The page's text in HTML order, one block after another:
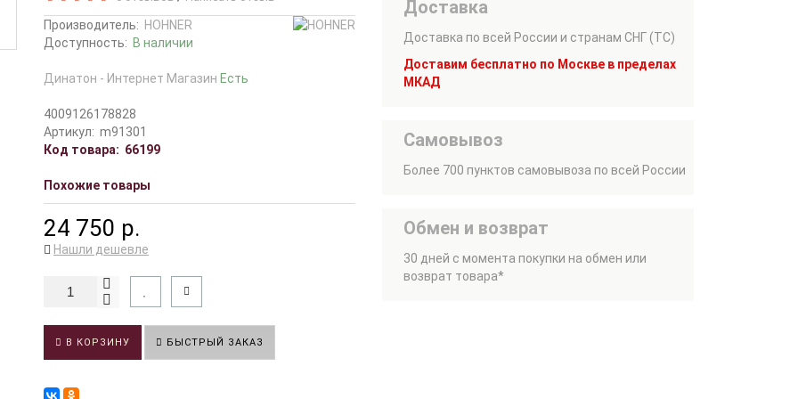
Производитель: HOHNER
Доступность: В наличии
Динатон - Интернет Магазин Есть
4009126178828
Артикул: m91301
Код товара: 66199
Похожие товары
24 750 р.
Нашли дешевле
В КОРЗИНУ БЫСТРЫЙ ЗАКАЗ
Доставка
Доставка по всей России и странам СНГ (ТС)
Доставим бесплатно по Москве в пределах
МКАД
Самовывоз
Более 700 пунктов самовывоза по всей России
Обмен и возврат
30 дней с момента покупки на обмен или
возврат товара*